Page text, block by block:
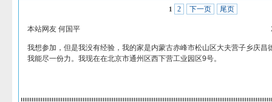
1 2 下一页 尾页
本站网友 何国平
我想参加，但是我没有经验，我的家是内蒙古赤峰市松山区大夫营子乡庆昌
我能尽一份力。我现在在北京市通州区西下营工业园区9号。